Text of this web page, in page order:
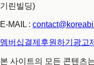
기린빌딩)
E-MAIL :
멤버십결제 후원하기 광고
본 사이트의 모든 콘텐츠